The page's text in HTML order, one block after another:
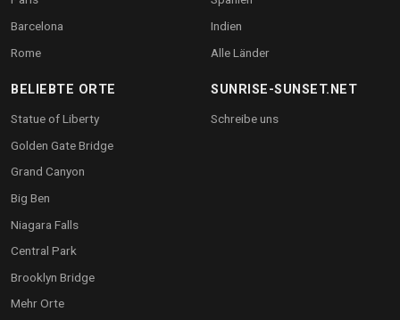
Barcelona
Rome
Indien
Alle Länder
BELIEBTE ORTE
Statue of Liberty
Golden Gate Bridge
Grand Canyon
Big Ben
Niagara Falls
Central Park
Brooklyn Bridge
Mehr Orte
SUNRISE-SUNSET.NET
Schreibe uns